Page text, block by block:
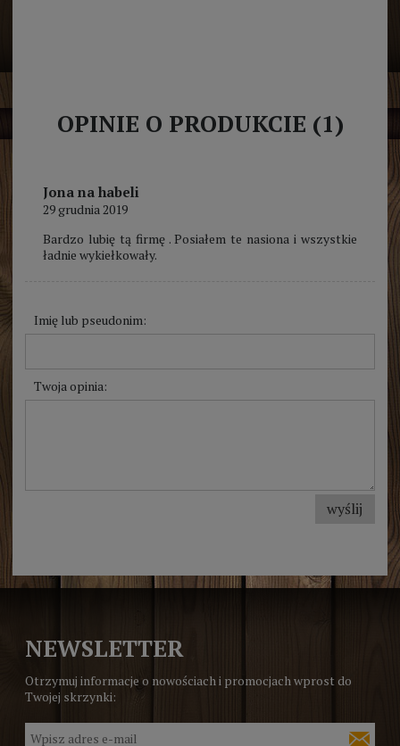
OPINIE O PRODUKCIE (1)
Jona na habeli
29 grudnia 2019
Bardzo lubię tą firmę . Posiałem te nasiona i wszystkie
ładnie wykiełkowały.
Imię lub pseudonim:
Twoja opinia:
wyślij
NEWSLETTER
Otrzymuj informacje o nowościach i promocjach wprost do
Twojej skrzynki: